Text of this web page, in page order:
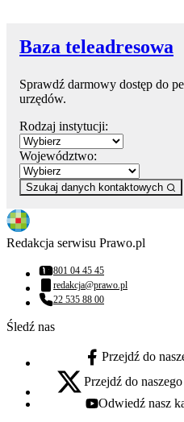
Baza teleadresowa
Sprawdź darmowy dostęp do
urzędów.
Rodzaj instytucji:
Województwo:
Szukaj danych kontaktowych
Redakcja serwisu Prawo.pl
Numer telefonu:
801 04 45 45
Adres email:
redakcja@prawo.pl
Numer telefonu:
22 535 88 00
Śledź nas
facebook - otwiera się w
Przejdź do
x - otwiera się w nowej karcie
Przejdź do
youtube - otwiera się w
Odwiedź nasz